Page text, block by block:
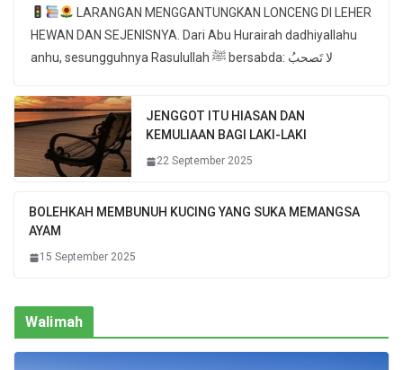
LARANGAN MENGGANTUNGKAN LONCENG DI LEHER
HEWAN DAN SEJENISNYA. Dari Abu Hurairah dadhiyallahu
anhu, sesungguhnya Rasulullah ﷺ bersabda: لا تَصحبُ
JENGGOT ITU HIASAN DAN
KEMULIAAN BAGI LAKI-LAKI
22 September 2025
BOLEHKAH MEMBUNUH KUCING YANG SUKA MEMANGSA
AYAM
15 September 2025
Walimah